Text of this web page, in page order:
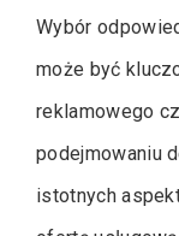
Wybór
może być
reklamowego
podejmowaniu
istotnych